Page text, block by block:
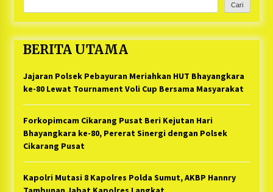
Cari
BERITA UTAMA
Jajaran Polsek Pebayuran Meriahkan HUT Bhayangkara
ke-80 Lewat Tournament Voli Cup Bersama Masyarakat
Forkopimcam Cikarang Pusat Beri Kejutan Hari
Bhayangkara ke-80, Pererat Sinergi dengan Polsek
Cikarang Pusat
Kapolri Mutasi 8 Kapolres Polda Sumut, AKBP Hannry